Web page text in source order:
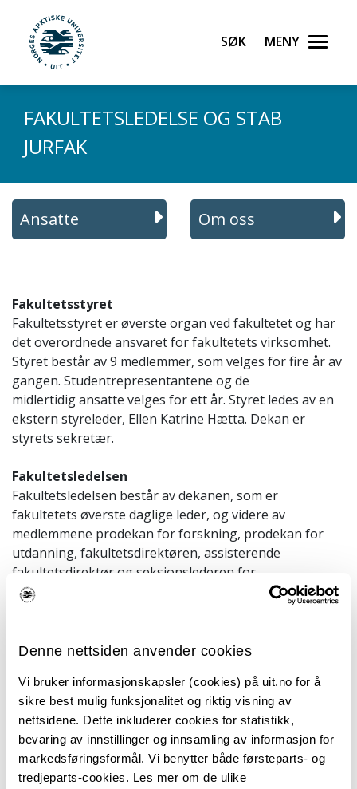
Denne nettsiden anvender cookies
Vi bruker informasjonskapsler (cookies) på uit.no for å
sikre best mulig funksjonalitet og riktig visning av
nettsidene. Dette inkluderer cookies for statistikk,
bevaring av innstillinger og innsamling av informasjon for
markedsføringsformål. Vi benytter både førsteparts- og
tredjeparts-cookies. Les mer om de ulike
Gå til hovedinnhold
UiT Norges arktiske universitet
Søk Meny
FAKULTETSLEDELSE OG STAB
JURFAK
Ansatte Om oss
Fakultetsstyret
Fakultetsstyret er øverste organ ved fakultetet og har
det overordnede ansvaret for fakultetets virksomhet.
Styret består av 9 medlemmer, som velges for fire år av
gangen. Studentrepresentantene og de
midlertidig ansatte velges for ett år. Styret ledes av en
ekstern styreleder, Ellen Katrine Hætta. Dekan er
styrets sekretær.
Fakultetsledelsen
Fakultetsledelsen består av dekanen, som er
fakultetets øverste daglige leder, og videre av
medlemmene prodekan for forskning, prodekan for
utdanning, fakultetsdirektøren, assisterende
fakultetsdirektør og seksjonslederen for
studieadministrasjonen ved Det juridiske fakultet.
Fakultetsstyret